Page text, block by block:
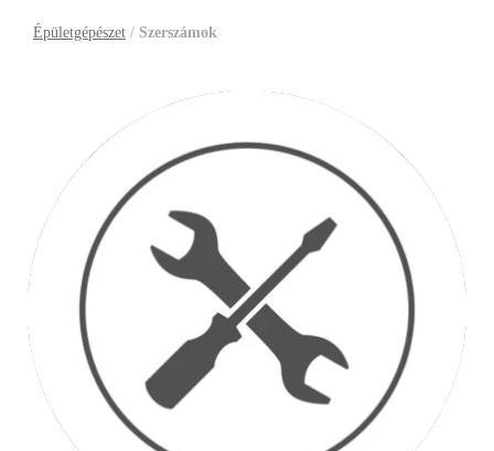
Épületgépészet / Szerszámok